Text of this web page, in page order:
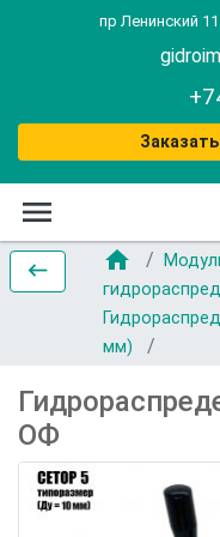
пр Ленинский
menu
keyboard_backspace home
мм)
ОФ